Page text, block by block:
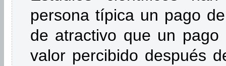
persona típica un pago
de atractivo que un
valor percibido después